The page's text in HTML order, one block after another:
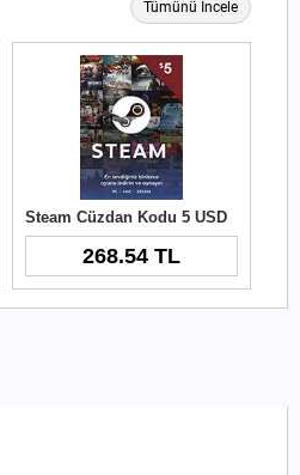
Tümünü İncele
Steam Cüzdan Kodu 5 USD
268.54 TL